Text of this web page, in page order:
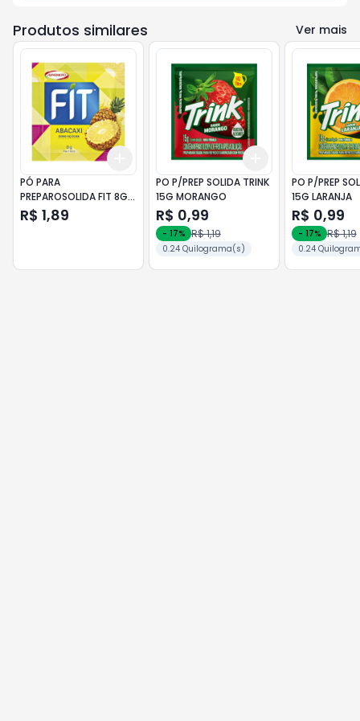
Produtos similares Ver mais
5 +10
Add
PÓ PARA
PREPAROSOLIDA FIT 8G
ABACAXI DIET
R$ 1,89
5 +10
Add
PO P/PREP SOLIDA TRINK
15G MORANGO
R$ 0,99
- 17% R$ 1,19
0.24 Quilograma(s)
PO P/PREP
15G LARANJA
R$ 0,99
- 17% R$ 1,19
0.24